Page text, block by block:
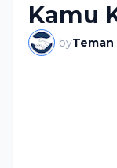
Kamu
byTeman